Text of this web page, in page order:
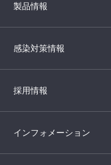
製品情報
感染対策情報
採用情報
インフォメーション